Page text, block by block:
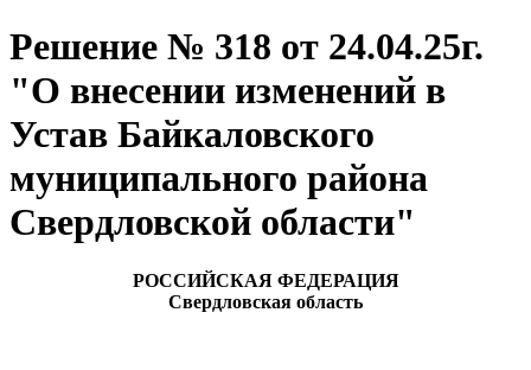
Решение № 318 от 24.04.25г.
"О внесении изменений в
Устав Байкаловского
муниципального района
Свердловской области"
РОССИЙСКАЯ ФЕДЕРАЦИЯ
Свердловская область